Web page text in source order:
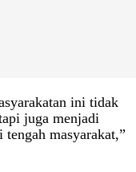
ini tidak
juga menjadi
masyarakat,”